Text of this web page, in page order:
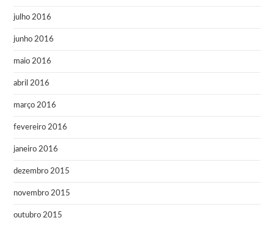
julho 2016
junho 2016
maio 2016
abril 2016
março 2016
fevereiro 2016
janeiro 2016
dezembro 2015
novembro 2015
outubro 2015